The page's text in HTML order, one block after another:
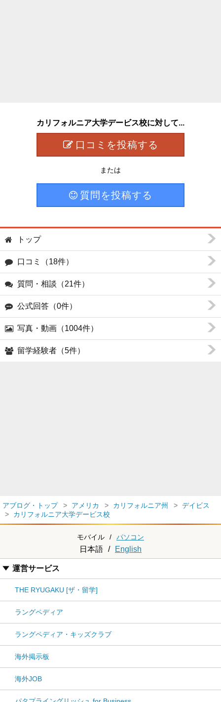
カリフォルニア大学デービス校に対して...
口コミを投稿する
または
質問を投稿する
トップ
口コミ（18件）
質問・相談（21件）
公式回答（0件）
写真・動画（1004件）
留学経験者（5件）
アブログ・トップ アメリカ カリフォルニア州
デイビス
カリフォルニア大学デービス校
モバイル / パソコン
日本語 / English
運営サービス
THE RYUGAKU [ザ・留学]
ラングペディア
ラングペディア・キッズクラブ
海外掲示板
海外JOB